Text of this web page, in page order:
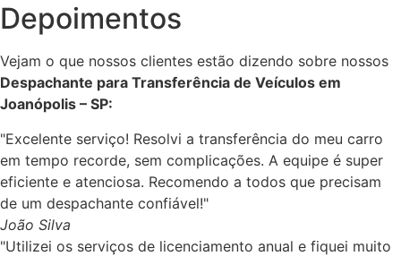
Depoimentos
Vejam o que nossos clientes estão dizendo sobre nossos
Despachante para Transferência de Veículos em
Joanópolis – SP:
"Excelente serviço! Resolvi a transferência do meu carro
em tempo recorde, sem complicações. A equipe é super
eficiente e atenciosa. Recomendo a todos que precisam
de um despachante confiável!"
João Silva
"Utilizei os serviços de licenciamento anual e fiquei muito